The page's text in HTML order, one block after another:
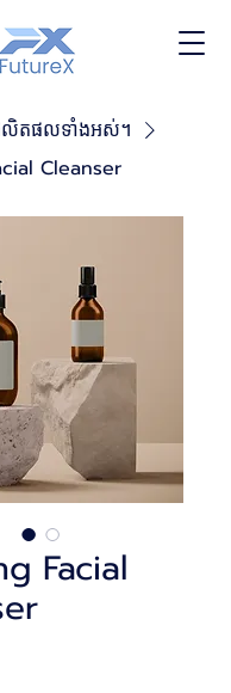
តផលទាំងអស់។
Cleanser
Facial